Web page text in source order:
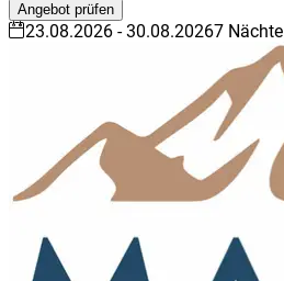
Angebot prüfen
23.08.2026 -30.08.20267 Nächte